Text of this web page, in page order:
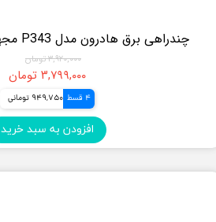
چندراهی برق هادرون مدل P343 مجهز به شارژر 30 وات
۳,۹۲۰,۰۰۰ تومان
۳,۷۹۹,۰۰۰ تومان
4 قسط 949,750 تومانی
افزودن به سبد خرید